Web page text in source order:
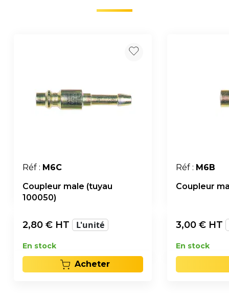
Réf : M6C
Coupleur male (tuyau
100050)
2,80 € HT L'unité
En stock
Acheter
Réf : M6B
Coupleur
3,00 € HT
En stock